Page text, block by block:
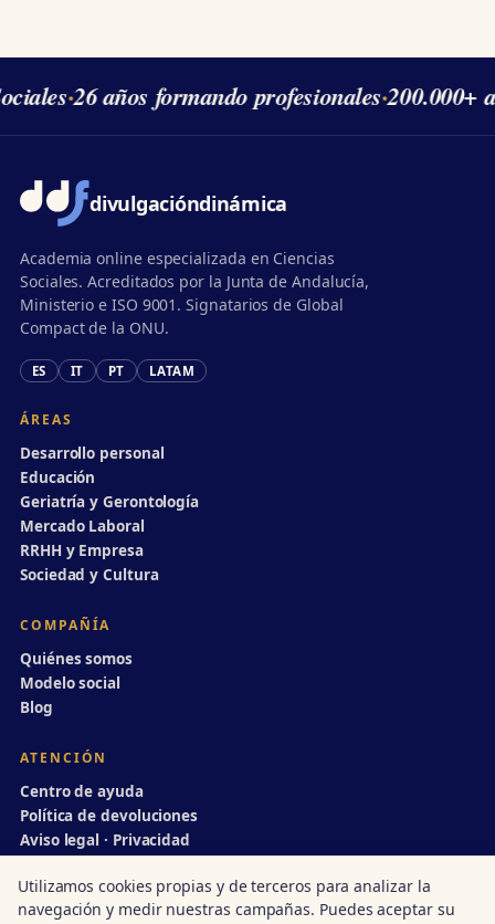
·26 años formando profesionales·200.000+
divulgacióndinámica
Academia online especializada en Ciencias
Sociales. Acreditados por la Junta de Andalucía,
Ministerio e ISO 9001. Signatarios de Global
Compact de la ONU.
ES IT PT LATAM
ÁREAS
Desarrollo personal
Educación
Geriatría y Gerontología
Mercado Laboral
RRHH y Empresa
Sociedad y Cultura
COMPAÑÍA
Quiénes somos
Modelo social
Blog
ATENCIÓN
Centro de ayuda
Política de devoluciones
Aviso legal · Privacidad
Utilizamos cookies propias y de terceros para analizar la
navegación y medir nuestras campañas. Puedes aceptar su